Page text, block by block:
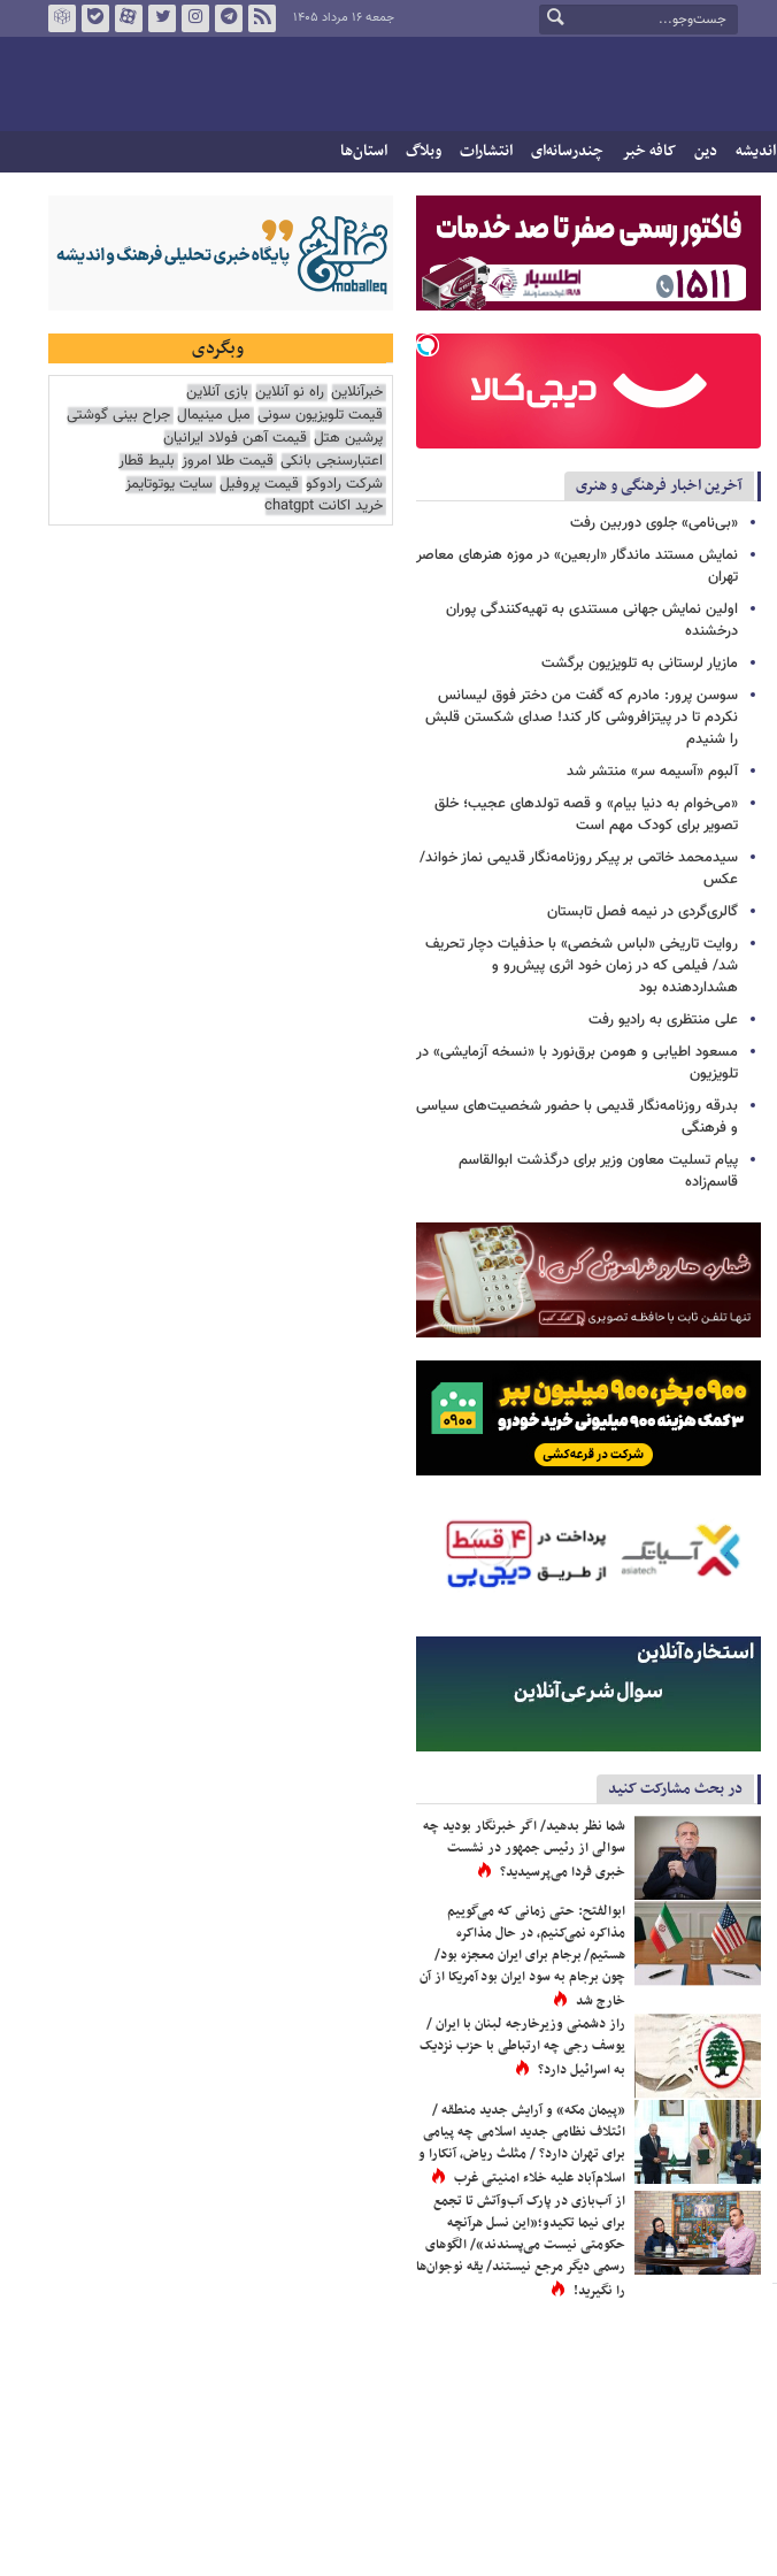
جمعه ۱۶ مرداد ۱۴۰۵
اندیشه دین کافه خبر چندرسانه‌ای انتشارات وبلاگ استان‌ها
آخرین اخبار فرهنگی و هنری
«بی‌نامی» جلوی دوربین رفت
نمایش مستند ماندگار «اربعین» در موزه هنرهای معاصر
تهران
اولین نمایش جهانی مستندی به تهیه‌کنندگی پوران
درخشنده
مازیار لرستانی به تلویزیون برگشت
سوسن پرور: مادرم که گفت من دختر فوق‌ لیسانس
نکردم تا در پیتزافروشی کار کند! صدای شکستن قلبش
را شنیدم
آلبوم «آسیمه سر» منتشر شد
«می‌خوام به دنیا بیام» و قصه تولدهای عجیب؛ خلق
تصویر برای کودک مهم است
سیدمحمد خاتمی بر پیکر روزنامه‌نگار قدیمی نماز خواند/
عکس
گالری‌گردی در نیمه فصل تابستان
روایت تاریخی «لباس شخصی» با حذفیات دچار تحریف
شد/ فیلمی که در زمان خود اثری پیش‌رو و
هشداردهنده بود
علی منتظری به رادیو رفت
مسعود اطیابی و هومن برق‌نورد با «نسخه آزمایشی» در
تلویزیون
بدرقه روزنامه‌نگار قدیمی با حضور شخصیت‌های سیاسی
و فرهنگی
پیام تسلیت معاون وزیر برای درگذشت ابوالقاسم
قاسم‌زاده
در بحث مشارکت کنید
شما نظر بدهید/ اگر خبرنگار بودید چه
سوالی از رئیس جمهور در نشست
خبری فردا می‌پرسیدید؟
ابوالفتح: حتی زمانی که می‌گوییم
مذاکره نمی‌کنیم، در حال مذاکره
هستیم/ برجام برای ایران معجزه بود/
چون برجام به سود ایران بود آمریکا از آن
خارج شد
راز دشمنی وزیرخارجه لبنان با ایران /
یوسف رجی چه ارتباطی با حزب نزدیک
به اسرائیل دارد؟
«پیمان مکه» و آرایش جدید منطقه /
ائتلاف نظامی جدید اسلامی چه پیامی
برای تهران دارد؟ / مثلث ریاض، آنکارا و
اسلام‌آباد علیه خلاء امنیتی غرب
از آب‌بازی در پارک آب‌وآتش تا تجمع
برای نیما تکیدو؛«این نسل هرآنچه
حکومتی نیست می‌پسندند»/ الگوهای
رسمی دیگر مرجع نیستند/ یقه نوجوان‌ها
را نگیرید!
وبگردی
خبرآنلاین راه نو آنلاین بازی آنلاین
قیمت تلویزیون سونی مبل مینیمال جراح بینی گوشتی
پرشین هتل قیمت آهن فولاد ایرانیان
اعتبارسنجی بانکی قیمت طلا امروز بلیط قطار
شرکت رادوکو قیمت پروفیل سایت یوتوتایمز
خرید اکانت chatgpt